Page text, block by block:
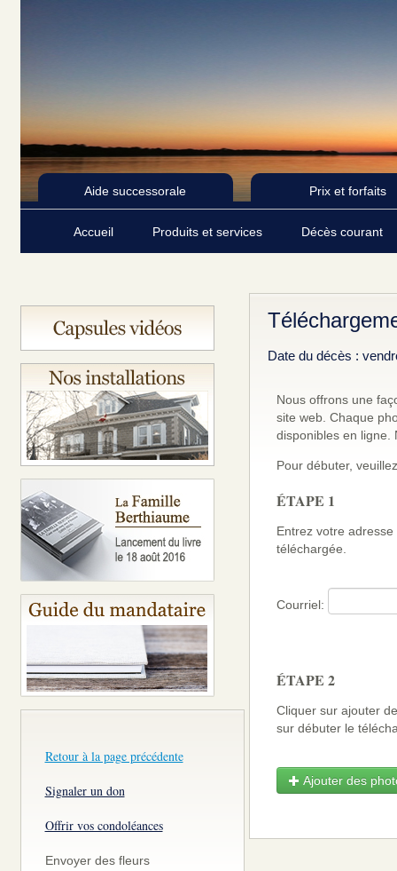
Aide successorale Prix et forfaits
Accueil Produits et services Décès courant
Retour à la page précédente
Signaler un don
Offrir vos condoléances
Envoyer des fleurs
Date du décès :
Nous offrons une
site web. Chaque
disponibles en ligne.
Pour débuter,
ÉTAPE 1
Entrez votre
téléchargée.
Courriel:
ÉTAPE 2
Cliquer sur ajouter
sur débuter le
Ajouter des